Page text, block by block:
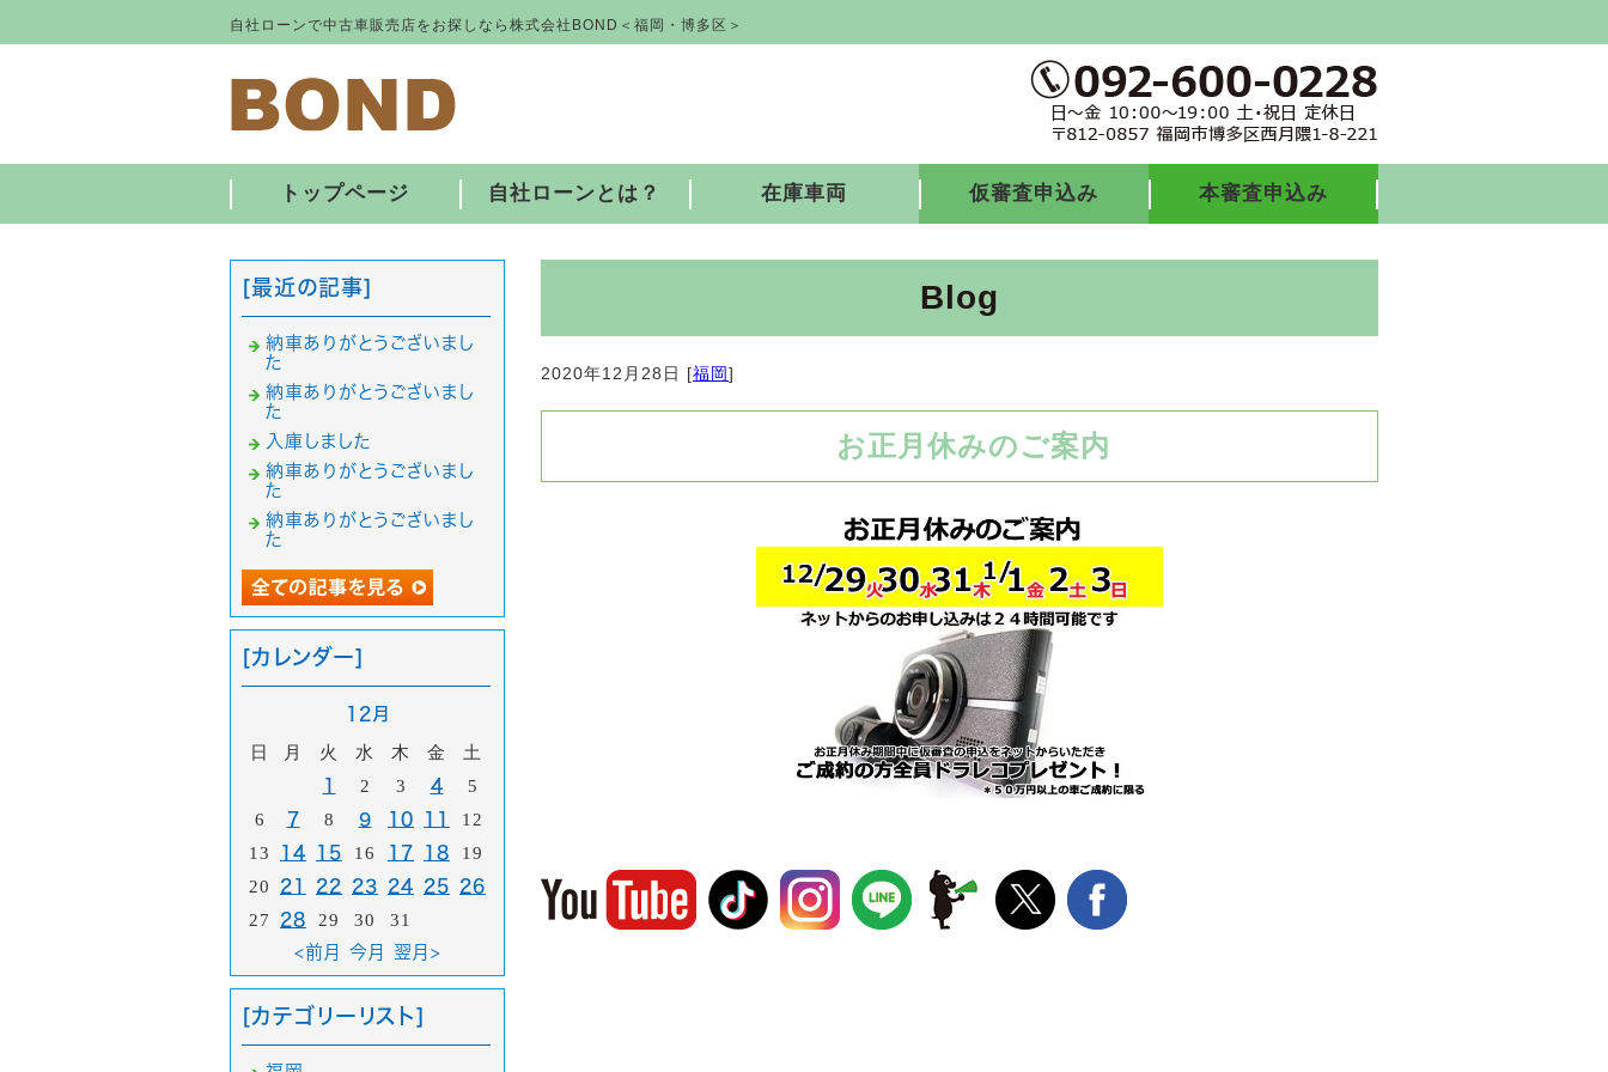
自社ローンで中古車販売店をお探しなら株式会社BOND＜福岡・博多区＞
トップページ 自社ローンとは？ 在庫車両 仮審査申込み 本審査申込み
Blog
2020年12月28日 [福岡]
お正月休みのご案内
[最近の記事]
納車ありがとうございまし
た
納車ありがとうございまし
た
入庫しました
納車ありがとうございまし
た
納車ありがとうございまし
た
[カレンダー]
12月
日 月 火 水 木 金 土
1 2 3 4
5
6
7 8 9 10 11
12
13
14 15 16 17 18
19
20
21 22 23 24 25 26
27 28 29 30 31
<前月 今月 翌月>
[カテゴリーリスト]